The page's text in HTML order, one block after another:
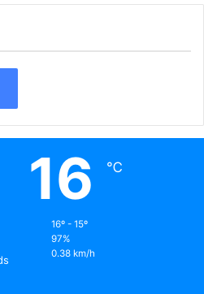
16 ℃
16º - 15º
97%
0.38 km/h